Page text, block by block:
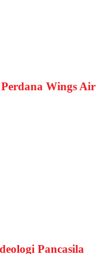
Wings Air
Pancasila